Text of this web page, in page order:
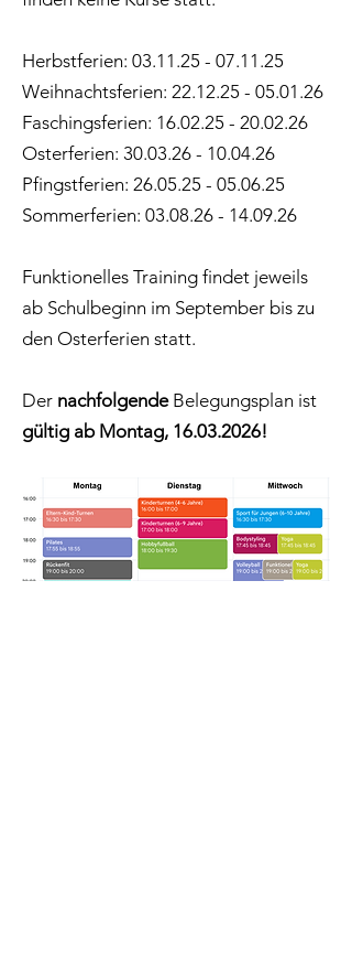
Herbstferien: 03.11.25 - 07.11.25
Weihnachtsferien: 22.12.25 - 05.01.26
Faschingsferien: 16.02.25 - 20.02.26
Osterferien: 30.03.26 - 10.04.26
Pfingstferien: 26.05.25 - 05.06.25
Sommerferien: 03.08.26 - 14.09.26
Funktionelles Training findet jeweils
ab Schulbeginn im September bis zu
den Osterferien statt.
Der nachfolgendeBelegungsplan ist
gültig ab Montag, 16.03.2026!